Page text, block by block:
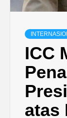
ICC
atas